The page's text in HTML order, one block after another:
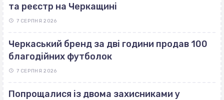
та реєстр на Черкащині
7 СЕРПНЯ 2026
Черкаський бренд за дві години продав 100
благодійних футболок
7 СЕРПНЯ 2026
Попрощалися із двома захисниками у